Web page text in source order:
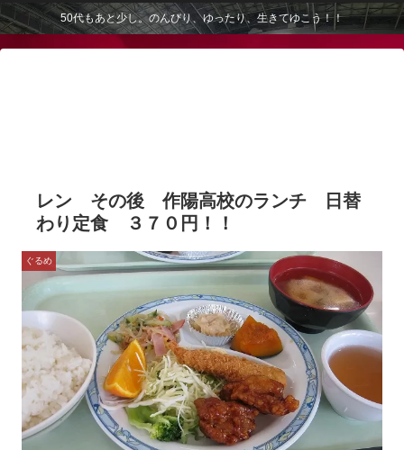
50代もあと少し。のんびり、ゆったり、生きてゆこう！！
レン その後 作陽高校のランチ 日替
わり定食 ３７０円！！
ぐるめ